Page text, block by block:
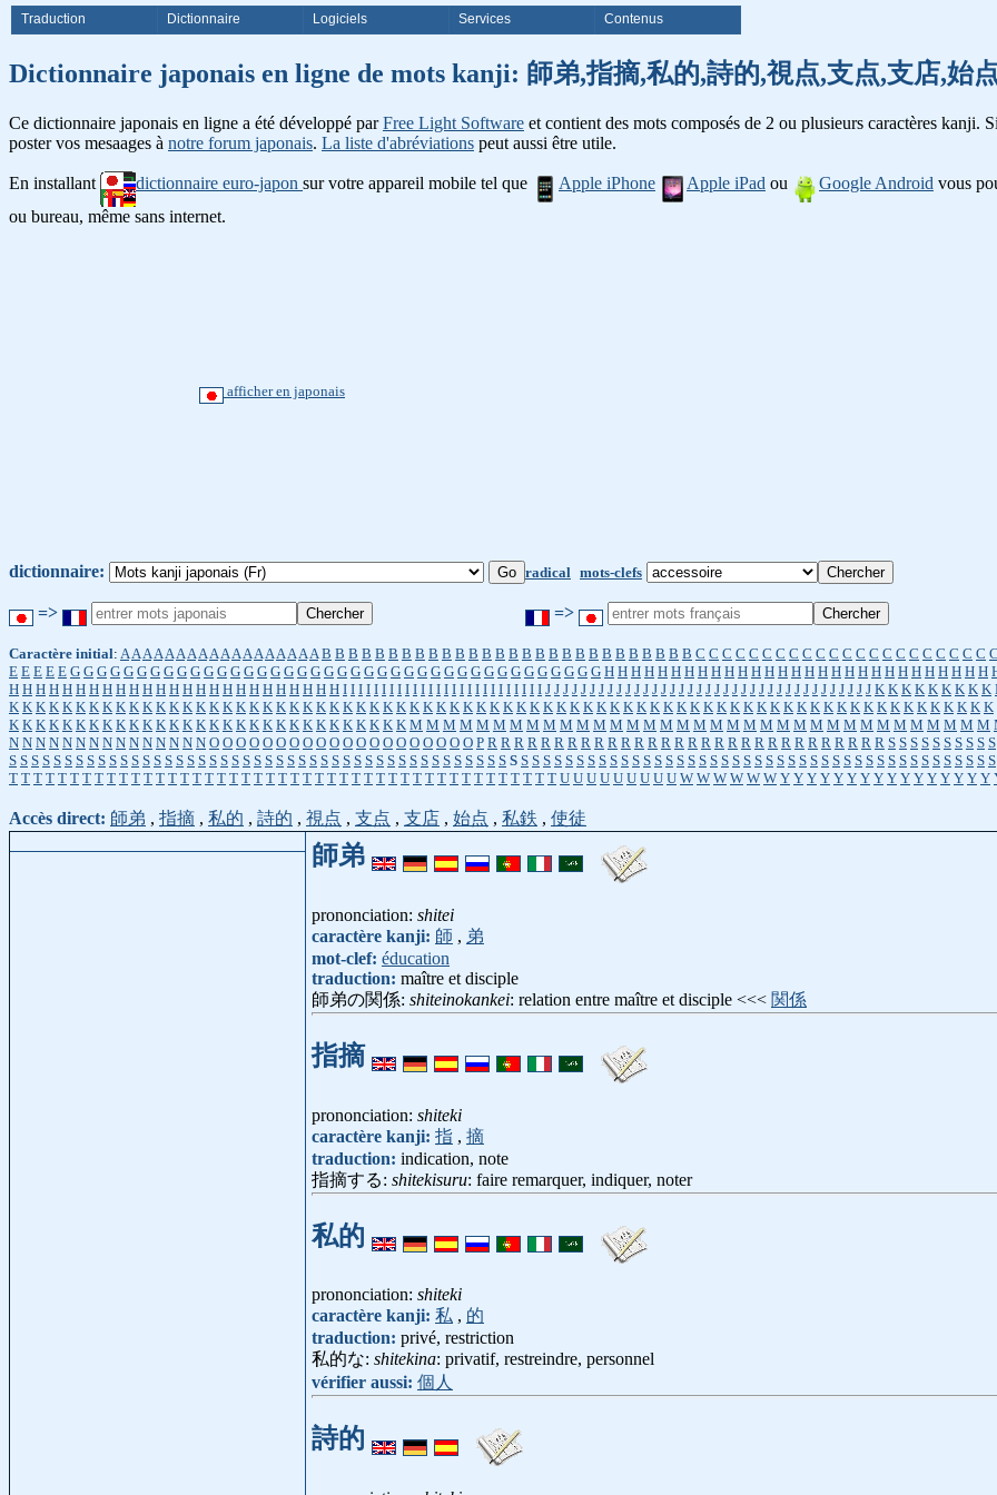
Traduction Dictionnaire Logiciels Services Contenus
Dictionnaire japonais en ligne de mots kanji: 師弟,指摘,私的,詩的,視点,支点,支店,始
Ce dictionnaire japonais en ligne a été développé parFree Light Software et contient des mots composés de 2 ou plusieurs caractères kanji.
poster vos mesaages à notre forum japonais. La liste d'abréviations peut aussi être utile.
En installant dictionnaire euro-japon sur votre appareil mobile tel que Apple iPhone Apple iPad ou Google Android vous
ou bureau, même sans internet.
afficher en japonais
dictionnaire: radical mots-clefs
=> =>
Caractère initial: A A A A A A A A A A A A A A A A A A B B B B B B B B B B B B B B B B B B B B B B B B B B B B C C C C C C C C C C C C C C C C C C C C C C C
E E E E E G G G G G G G G G G G G G G G G G G G G G G G G G G G G G G G G G G G G G G G G H H H H H H H H H H H H H H H H H H H H H H H H H H H H H
H H H H H H H H H H H H H H H H H H H H H H H H H I I I I I I I I I I I I I I I I I I I I I I I I I I J J J J J J J J J J J J J J J J J J J J J J J J J J J J J J J J J J J J J K K K K K K K K K
K K K K K K K K K K K K K K K K K K K K K K K K K K K K K K K K K K K K K K K K K K K K K K K K K K K K K K K K K K K K K K K K K K K K K K K K K K
K K K K K K K K K K K K K K K K K K K K K K K K K K K K K K M M M M M M M M M M M M M M M M M M M M M M M M M M M M M M M M M M M
N N N N N N N N N N N N N N N O O O O O O O O O O O O O O O O O O O O P R R R R R R R R R R R R R R R R R R R R R R R R R R R R R R S S S S S S S S S S
S S S S S S S S S S S S S S S S S S S S S S S S S S S S S S S S S S S S S S S S S S S S S S S S S S S S S S S S S S S S S S S S S S S S S S S S S S S S S S S S S S S S S S S S S
T T T T T T T T T T T T T T T T T T T T T T T T T T T T T T T T T T T T T T T T T T T T T U U U U U U U U U W W W W W W Y Y Y Y Y Y Y Y Y Y Y Y Y Y Y Y
Accès direct: 師弟 , 指摘 , 私的 , 詩的 , 視点 , 支点 , 支店 , 始点 , 私鉄 , 使徒
師弟
prononciation: shitei
caractère kanji: 師 , 弟
mot-clef: éducation
traduction: maître et disciple
師弟の関係: shiteinokankei: relation entre maître et disciple <<< 関係
指摘
prononciation: shiteki
caractère kanji: 指 , 摘
traduction: indication, note
指摘する: shitekisuru: faire remarquer, indiquer, noter
私的
prononciation: shiteki
caractère kanji: 私 , 的
traduction: privé, restriction
私的な: shitekina: privatif, restreindre, personnel
vérifier aussi: 個人
詩的